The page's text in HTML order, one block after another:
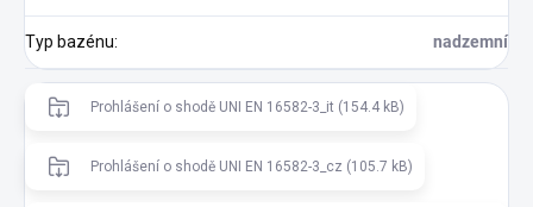
Typ bazénu: nadzemní
Prohlášení o shodě UNI EN 16582-3_it (154.4 kB)
Prohlášení o shodě UNI EN 16582-3_cz (105.7 kB)